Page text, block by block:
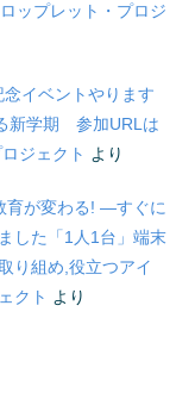
ップレット・プロジ
念イベントやります
新学期 参加URLは
ジェクト より
育が変わる! ―すぐに
した「1人1台」端末
り組め,役立つアイ
クト より